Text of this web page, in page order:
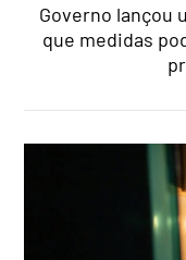
Governo lançou
que medidas